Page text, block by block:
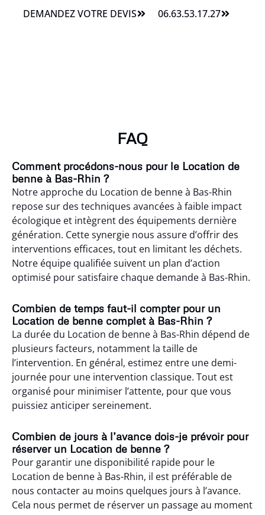
DEMANDEZ VOTRE DEVIS 06.63.53.17.27
FAQ
Comment procédons-nous pour le Location de
benne à Bas-Rhin ?
Notre approche du Location de benne à Bas-Rhin
repose sur des techniques avancées à faible impact
écologique et intègrent des équipements dernière
génération. Cette synergie nous assure d’offrir des
interventions efficaces, tout en limitant les déchets.
Notre équipe qualifiée suivent un plan d’action
optimisé pour satisfaire chaque demande à Bas-Rhin.
Combien de temps faut-il compter pour un
Location de benne complet à Bas-Rhin ?
La durée du Location de benne à Bas-Rhin dépend de
plusieurs facteurs, notamment la taille de
l’intervention. En général, estimez entre une demi-
journée pour une intervention classique. Tout est
organisé pour minimiser l’attente, pour que vous
puissiez anticiper sereinement.
Combien de jours à l’avance dois-je prévoir pour
réserver un Location de benne ?
Pour garantir une disponibilité rapide pour le
Location de benne à Bas-Rhin, il est préférable de
nous contacter au moins quelques jours à l’avance.
Cela nous permet de réserver un passage au moment